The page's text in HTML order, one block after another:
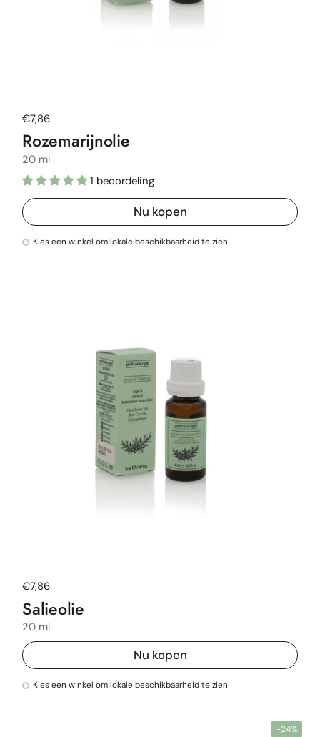
Normale prijs
€7,86
Rozemarijnolie
20 ml
1 beoordeling
Nu kopen
Kies een winkel om lokale beschikbaarheid te zien
Normale prijs
€7,86
Salieolie
20 ml
Nu kopen
Kies een winkel om lokale beschikbaarheid te zien
-24%